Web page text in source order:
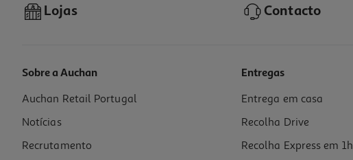
Livro Prep. P/ O Exame Final Nac. 2026 Espanhol - Inic. 11
26.91 €/un
26,91 €
Lojas Contacto
Sobre a Auchan
Auchan Retail Portugal
Notícias
Recrutamento
Entregas
Entrega em casa
Recolha Drive
Recolha Express em 1h